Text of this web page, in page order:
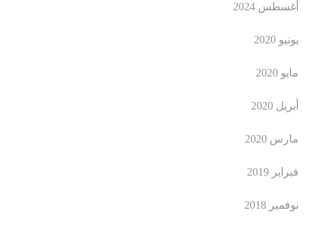
أغسطس 2024
يونيو 2020
مايو 2020
أبريل 2020
مارس 2020
فبراير 2019
نوفمبر 2018